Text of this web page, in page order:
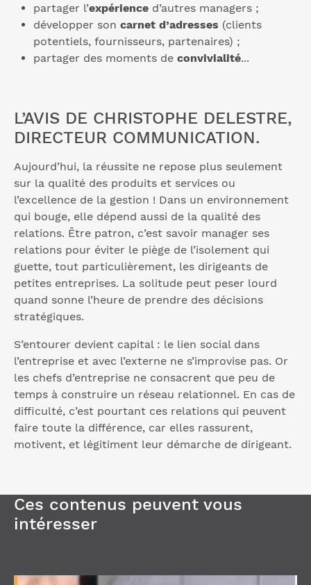
partager l’expérience d’autres managers ;
développer son carnet d’adresses (clients
potentiels, fournisseurs, partenaires) ;
partager des moments de convivialité...
L’AVIS DE CHRISTOPHE DELESTRE,
DIRECTEUR COMMUNICATION.
Aujourd’hui, la réussite ne repose plus seulement
sur la qualité des produits et services ou
l’excellence de la gestion ! Dans un environnement
qui bouge, elle dépend aussi de la qualité des
relations. Être patron, c’est savoir manager ses
relations pour éviter le piège de l’isolement qui
guette, tout particulièrement, les dirigeants de
petites entreprises. La solitude peut peser lourd
quand sonne l’heure de prendre des décisions
stratégiques.
S’entourer devient capital : le lien social dans
l’entreprise et avec l’externe ne s’improvise pas. Or
les chefs d’entreprise ne consacrent que peu de
temps à construire un réseau relationnel. En cas de
difficulté, c’est pourtant ces relations qui peuvent
faire toute la différence, car elles rassurent,
motivent, et légitiment leur démarche de dirigeant.
Ces contenus peuvent vous
intéresser